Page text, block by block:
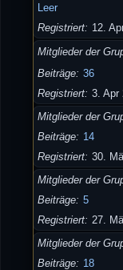
Leer
Registriert
12.
Mitglieder der
Beiträge
36
Registriert
3. Apr
Mitglieder der
Beiträge
14
Registriert
30.
Mitglieder der
Beiträge
5
Registriert
27.
Mitglieder der
Beiträge
18